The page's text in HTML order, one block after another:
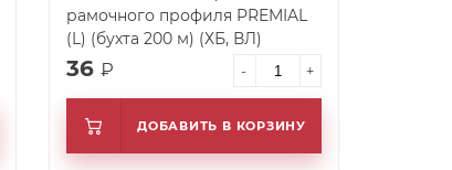
рамочного профиля PREMIAL
(L) (бухта 200 м) (ХБ, ВЛ)
36 ₽ - +
ДОБАВИТЬ В КОРЗИНУ